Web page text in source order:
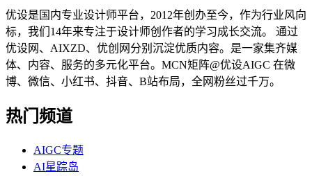
优设是国内专业设计师平台，2012年创办至今，作为行业风向
标，我们14年来专注于设计师创作者的学习成长交流。 通过
优设网、AIXZD、优创网分别沉淀优质内容。是一家集齐媒
体、内容、服务的多元化平台。MCN矩阵@优设AIGC 在微
博、微信、小红书、抖音、B站布局，全网粉丝过千万。
热门频道
AIGC专题
AI星踪岛